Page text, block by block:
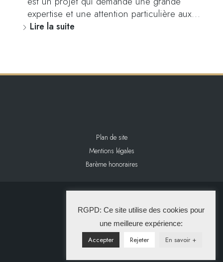
expertise et une attention particulière aux…
Lire la suite
Plan de site
Mentions légales
Barème honoraires
La Solution Immo
RGPD: Ce site utilise des cookies pour
une meilleure expérience:
Accepter Rejeter En savoir +